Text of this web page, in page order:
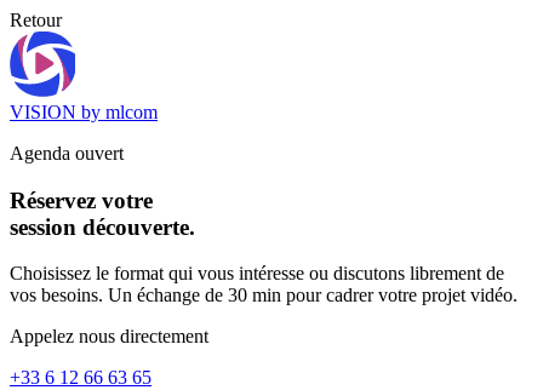
Retour
VISION by mlcom
Agenda ouvert
Réservez votre
session découverte.
Choisissez le format qui vous intéresse ou discutons librement de
vos besoins. Un échange de 30 min pour cadrer votre projet vidéo.
Appelez nous directement
+33 6 12 66 63 65